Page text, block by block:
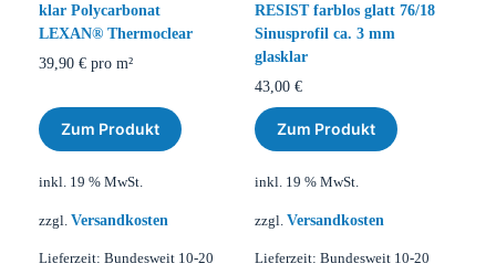
klar Polycarbonat
LEXAN® Thermoclear
39,90 € pro m²
Zum Produkt
inkl. 19 % MwSt.
zzgl. Versandkosten
Lieferzeit: Bundesweit 10-20
RESIST farblos glatt 76/18
Sinusprofil ca. 3 mm
glasklar
43,00 €
Zum Produkt
inkl. 19 % MwSt.
zzgl. Versandkosten
Lieferzeit: Bundesweit 10-20